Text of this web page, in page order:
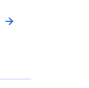
arrow_forward